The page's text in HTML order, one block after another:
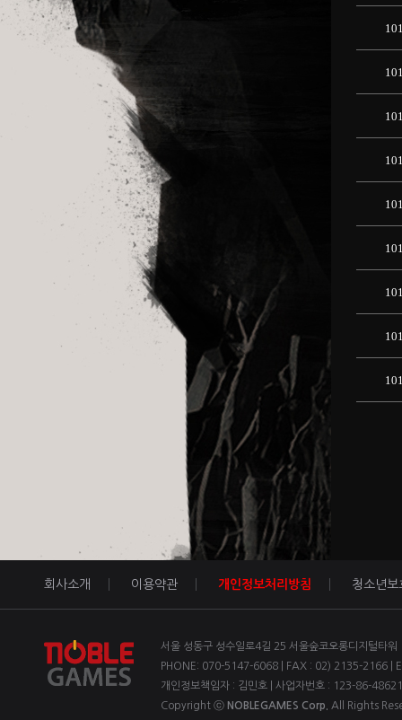
회사소개 이용약관 개인정보처리방침 청소년보
서울 성동구 성수일로4길 25 서울숲코오롱디지털타
PHONE: 070-5147-6068 | FAX : 02) 2135-2166 |
개인정보책임자 : 김민호 | 사업자번호 : 123-86-
Copyright ⓒ NOBLEGAMES Corp. All Rights